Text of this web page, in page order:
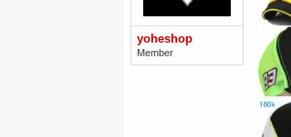
yoheshop
Member